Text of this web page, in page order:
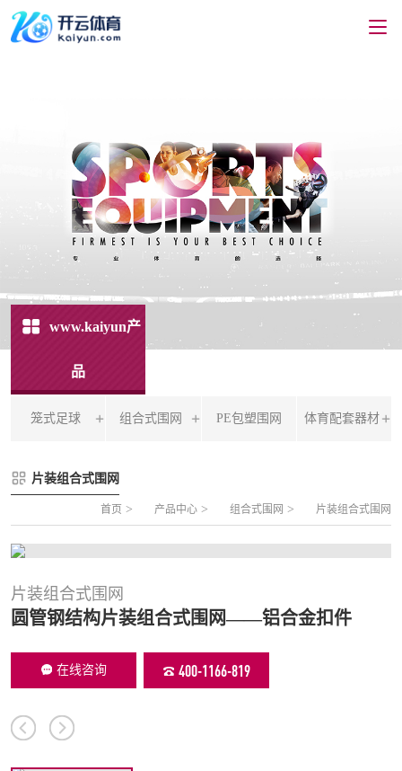
www.kaiyun产
品
笼式足球
FLZ-B 夹芯板笼式足球
FLZ-C 半格栅笼式足球
FLZ-D PE包塑笼式足球
组合式围网
方管组合式围网
片装组合式围网
PE包塑围网 体育配套器材
片装组合式围网
首页 > 产品中心 > 组合式围网 > 片装组合式围网
片装组合式围网
圆管钢结构片装组合式围网——铝合金扣件
在线咨询 400-1166-819